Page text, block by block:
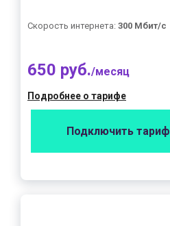
Скорость интернета: 300 Мбит/с
650 руб./месяц
Подробнее о тарифе
Подключить тариф